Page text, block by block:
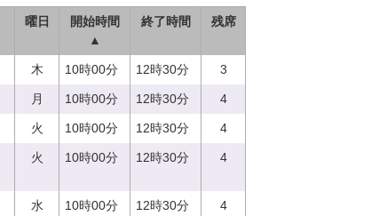
曜日
開始時間
▲
終了時間 残席
木 10時00分 12時30分 3
月 10時00分 12時30分 4
火 10時00分 12時30分 4
火 10時00分 12時30分 4
水 10時00分 12時30分 4